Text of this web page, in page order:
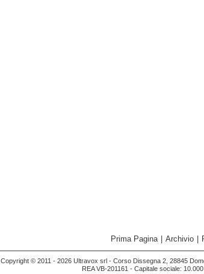
Prima Pagina Archivio
Copyright © 2011 - 2026 Ultravox srl - Corso Dissegna 2, 28845
REA VB-201161 - Capitale sociale: